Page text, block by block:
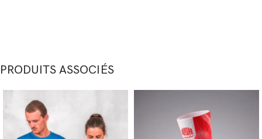
PRODUITS ASSOCIÉS